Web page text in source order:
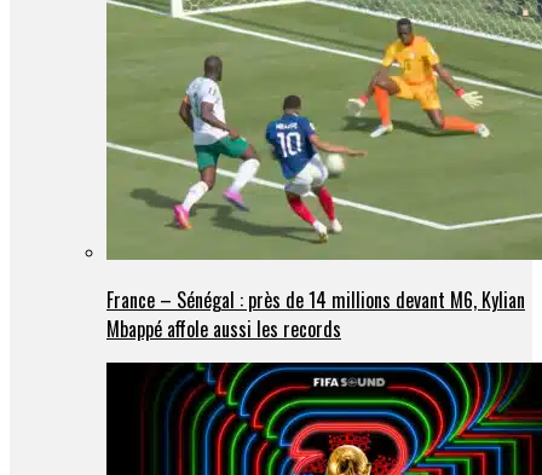
France – Sénégal : près de 14 millions devant M6, Kylian
Mbappé affole aussi les records